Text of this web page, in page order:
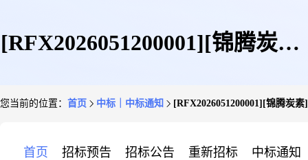
[RFX2026051200001][锦腾炭素]
您当前的位置： 首页 中标｜中标通知 [RFX2026051200001][锦腾炭
首页 招标预告 招标公告 重新招标 中标通知